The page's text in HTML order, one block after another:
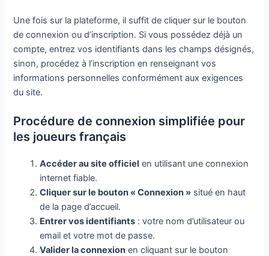
Une fois sur la plateforme, il suffit de cliquer sur le bouton
de connexion ou d’inscription. Si vous possédez déjà un
compte, entrez vos identifiants dans les champs désignés,
sinon, procédez à l’inscription en renseignant vos
informations personnelles conformément aux exigences
du site.
Procédure de connexion simplifiée pour
les joueurs français
Accéder au site officiel en utilisant une connexion
internet fiable.
Cliquer sur le bouton « Connexion » situé en haut
de la page d’accueil.
Entrer vos identifiants : votre nom d’utilisateur ou
email et votre mot de passe.
Valider la connexion en cliquant sur le bouton